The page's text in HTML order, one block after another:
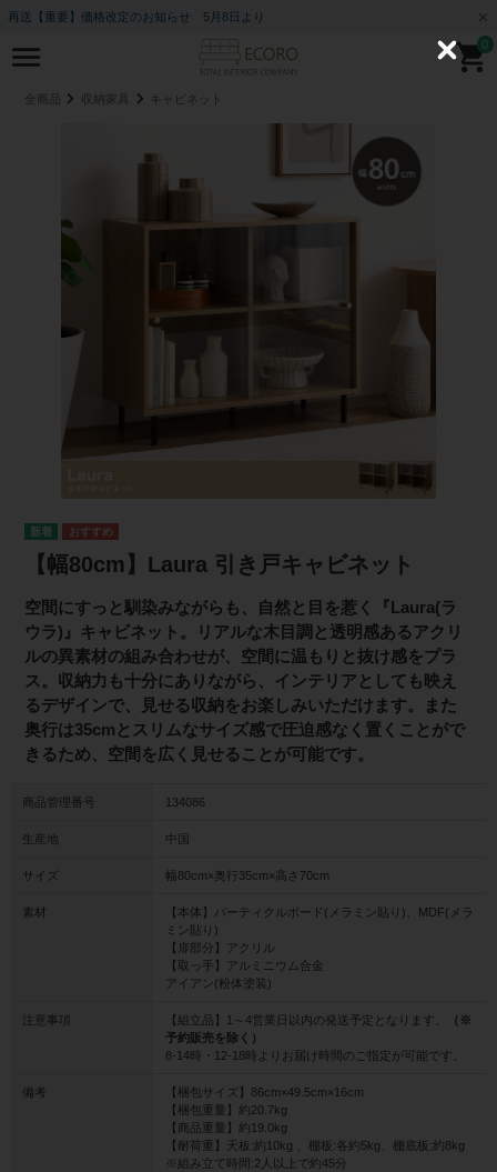
再送【重要】価格改定のお知らせ 5月8日より
0
全商品 収納家具 キャビネット
【幅80cm】Laura 引き戸キャビネット
空間にすっと馴染みながらも、自然と目を惹く『Laura(ラ
ウラ)』キャビネット。リアルな木目調と透明感あるアクリ
ルの異素材の組み合わせが、空間に温もりと抜け感をプラ
ス。収納力も十分にありながら、インテリアとしても映え
るデザインで、見せる収納をお楽しみいただけます。また
奥行は35cmとスリムなサイズ感で圧迫感なく置くことがで
きるため、空間を広く見せることが可能です。
商品管理番号 134086
生産地 中国
サイズ 幅80cm×奥行35cm×高さ70cm
素材
【本体】パーティクルボード(メラミン貼り)、MDF(メラ
ミン貼り)
【扉部分】アクリル
【取っ手】アルミニウム合金
アイアン(粉体塗装)
注意事項 【組立品】1～4営業日以内の発送予定となります。
（※
予約販売を除く）
8-14時・12-18時よりお届け時間のご指定が可能です。
備考
【梱包サイズ】86cm×49.5cm×16cm
【梱包重量】約20.7kg
【商品重量】約19.0kg
【耐荷重】天板:約10kg 、棚板:各約5kg、棚底板:約8kg
※組み立て時間:2人以上で約45分
C